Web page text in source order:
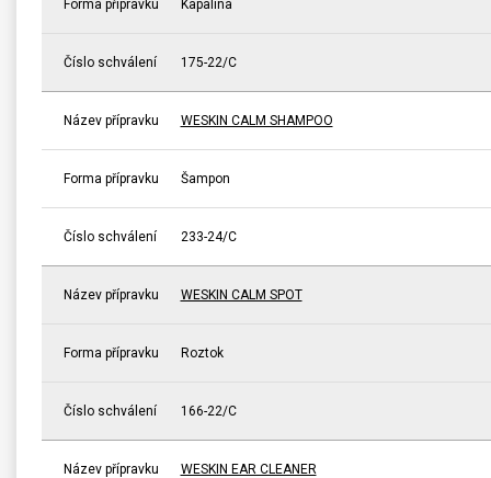
Forma přípravku Kapalina
Číslo schválení 175-22/C
Název přípravku WESKIN CALM SHAMPOO
Forma přípravku Šampon
Číslo schválení 233-24/C
Název přípravku WESKIN CALM SPOT
Forma přípravku Roztok
Číslo schválení 166-22/C
Název přípravku WESKIN EAR CLEANER